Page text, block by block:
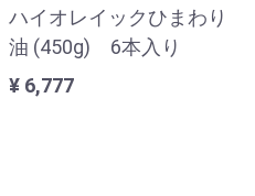
ハイオレイックひまわり
油 (450g) 6本入り
¥ 6,777